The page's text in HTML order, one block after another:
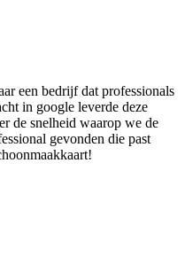
een bedrijf dat professionals
in google leverde deze
de snelheid waarop we de
gevonden die past